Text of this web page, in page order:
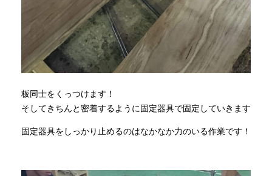
板同士をくっつけます！
そしてきちんと密着するように固定器具で固定していきます
固定器具をしっかり止めるのはなかなか力のいる作業です！